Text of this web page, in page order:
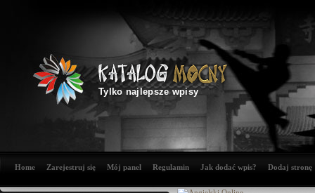
Tylko najlepsze wpisy
Home Zarejestruj się Mój panel Regulamin Jak dodać wpis? Dodaj stronę